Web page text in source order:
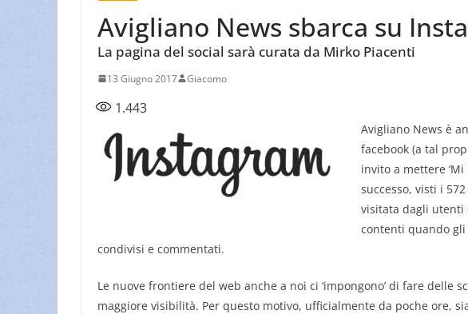
Avigliano News sbarca su
La pagina del social sarà curata da Mirko Piacenti
13 Giugno 2017 Giacomo
1.443
Avigliano News è
facebook (a tal
invito a mettere
successo, visti i 572
visitata dagli utenti
contenti quando
condivisi e commentati.
Le nuove frontiere del web anche a noi ci ‘impongono’ di fare delle
maggiore visibilità. Per questo motivo, ufficialmente da poche ore,